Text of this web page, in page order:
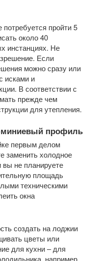
пройти 5
около 40
инстанциях. Не
Если
можно сразу или
исками и
В соответствии с
прежде чем
для утепления.
профиль
первым делом
заменить холодное
вы не планируете
площадь
техническими
окна
создать на лоджии
цветы или
для кухни – для
например,